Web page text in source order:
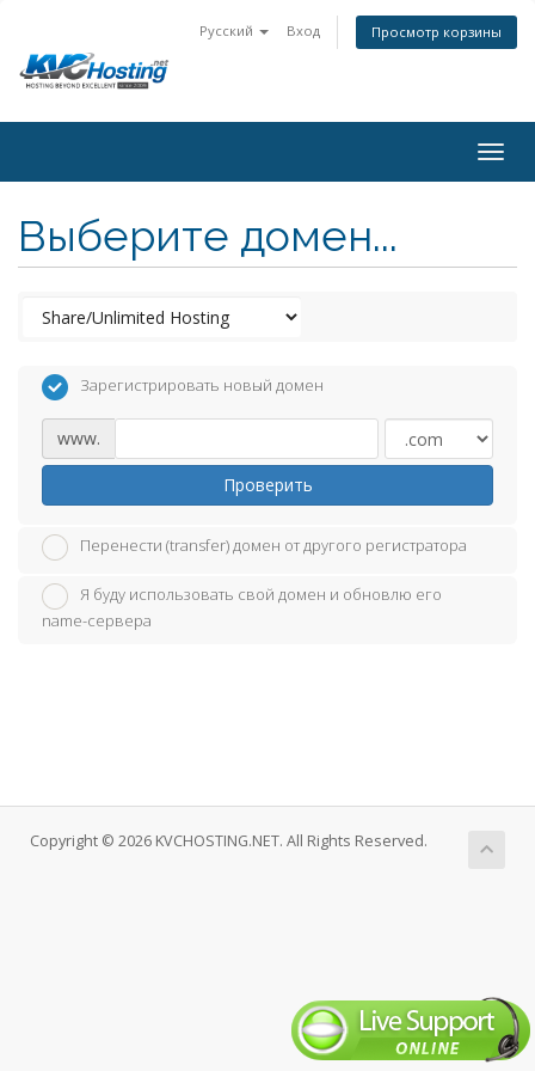
Русский Вход Просмотр корзины
Выберите домен...
Зарегистрировать новый домен
www.
Проверить
Перенести (transfer) домен от другого регистратора
Я буду использовать свой домен и обновлю его
name-сервера
Copyright © 2026 KVCHOSTING.NET. All Rights Reserved.